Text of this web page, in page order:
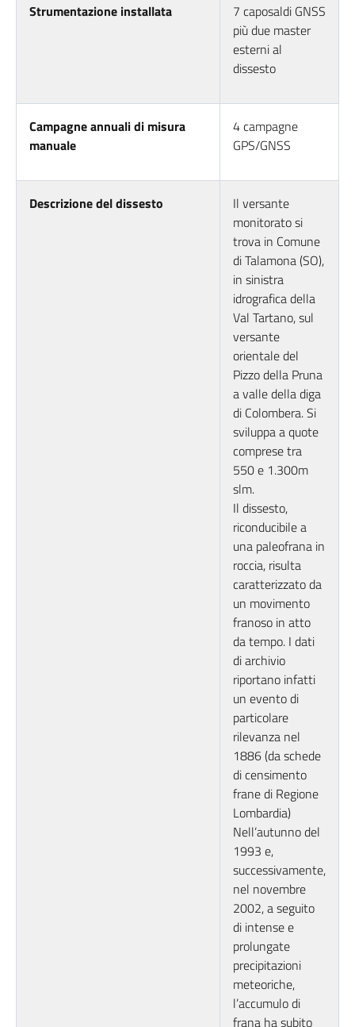
Strumentazione installata
7 caposaldi GNSS
più due master
esterni al
dissesto
Campagne annuali di misura
manuale
4 campagne
GPS/GNSS
Descrizione del dissesto
Il versante
monitorato si
trova in Comune
di Talamona (SO),
in sinistra
idrografica della
Val Tartano, sul
versante
orientale del
Pizzo della Pruna
a valle della diga
di Colombera. Si
sviluppa a quote
comprese tra
550 e 1.300m
slm.
Il dissesto,
riconducibile a
una paleofrana in
roccia, risulta
caratterizzato da
un movimento
franoso in atto
da tempo. I dati
di archivio
riportano infatti
un evento di
particolare
rilevanza nel
1886 (da schede
di censimento
frane di Regione
Lombardia)
Nell’autunno del
1993 e,
successivamente,
nel novembre
2002, a seguito
di intense e
prolungate
precipitazioni
meteoriche,
l’accumulo di
frana ha subito